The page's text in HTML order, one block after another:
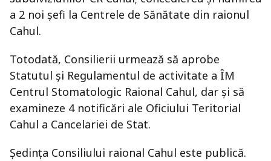
a 2 noi șefi la Centrele de Sănătate din raionul
Cahul.
Totodată, Consilierii urmează să aprobe
Statutul și Regulamentul de activitate a ÎM
Centrul Stomatologic Raional Cahul, dar și să
examineze 4 notificări ale Oficiului Teritorial
Cahul a Cancelariei de Stat.
Ședința Consiliului raional Cahul este publică.